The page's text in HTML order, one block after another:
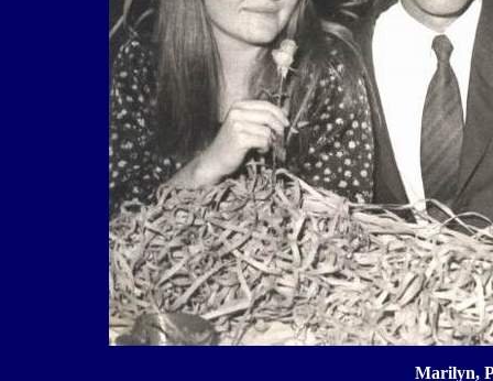
Marilyn,